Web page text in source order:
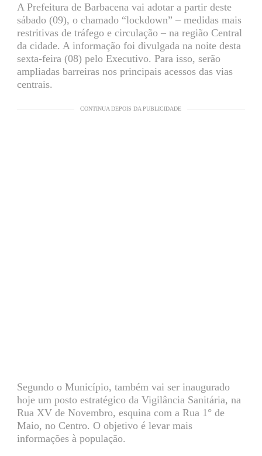
A Prefeitura de Barbacena vai adotar a partir deste
sábado (09), o chamado “lockdown” – medidas mais
restritivas de tráfego e circulação – na região Central
da cidade. A informação foi divulgada na noite desta
sexta-feira (08) pelo Executivo. Para isso, serão
ampliadas barreiras nos principais acessos das vias
centrais.
CONTINUA DEPOIS DA PUBLICIDADE
Segundo o Município, também vai ser inaugurado
hoje um posto estratégico da Vigilância Sanitária, na
Rua XV de Novembro, esquina com a Rua 1° de
Maio, no Centro. O objetivo é levar mais
informações à população.